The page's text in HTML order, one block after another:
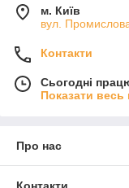
м. Київ
вул.
Контакти
Сьогодні
Показати весь
Про нас